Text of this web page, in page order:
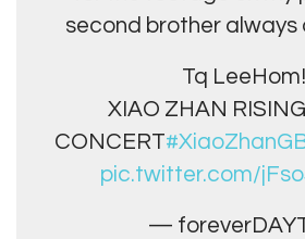
second brother always
Tq LeeHom!
XIAO ZHAN
CONCERT
pic.twitter.com/
—